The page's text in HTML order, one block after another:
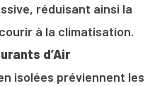
réduisant ainsi la
à la climatisation.
d’Air
isolées préviennent les